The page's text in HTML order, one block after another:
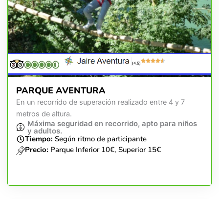
(4.5)
PARQUE AVENTURA
En un recorrido de superación realizado entre 4 y 7
metros de altura.
Máxima seguridad en recorrido, apto para niños
y adultos.
Tiempo: Según ritmo de participante
Precio: Parque Inferior 10€, Superior 15€